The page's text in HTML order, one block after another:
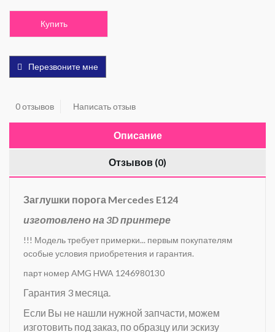
Купить
Перезвоните мне
0 отзывов Написать отзыв
Описание
Отзывов (0)
Заглушки порога Mercedes E124
изготовлено на 3D принтере
!!! Модель требует примерки... первым покупателям
особые условия приобретения и гарантия.
парт номер AMG HWA 1246980130
Гарантия 3 месяца.
Если Вы не нашли нужной запчасти, можем
изготовить под заказ, по образцу или эскизу